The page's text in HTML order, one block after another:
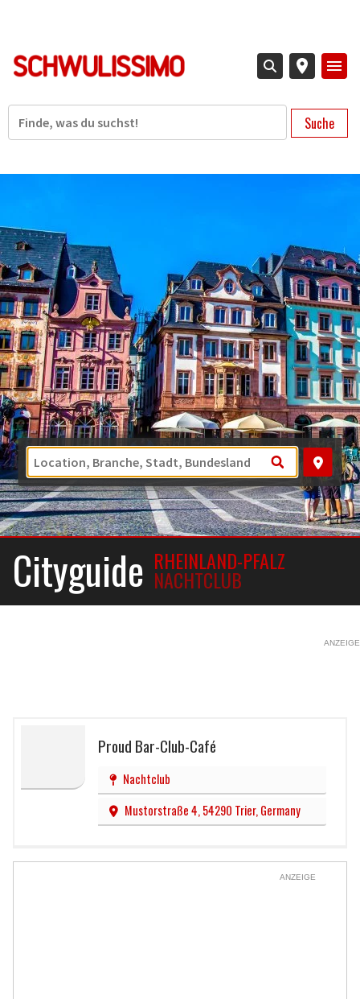
Suche
Cityguide RHEINLAND-PFALZ
NACHTCLUB
ANZEIGE
Proud Bar-Club-Café
Nachtclub
Mustorstraße 4, 54290 Trier, Germany
ANZEIGE